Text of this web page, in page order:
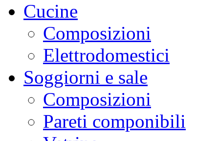
Cucine
Composizioni
Elettrodomestici
Soggiorni e sale
Composizioni
Pareti componibili